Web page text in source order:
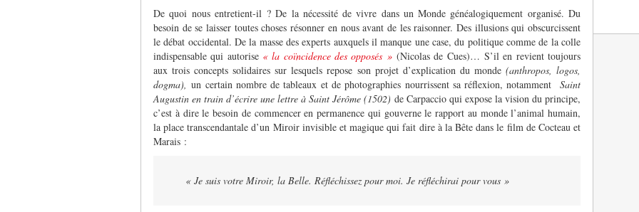
De quoi nous entretient-il ? De la nécessité de vivre dans un Monde généalogiquement organisé. Du
besoin de se laisser toutes choses résonner en nous avant de les raisonner. Des illusions qui obscurcissent
le débat occidental. De la masse des experts auxquels il manque une case, du politique comme de la colle
indispensable qui autorise « la coïncidence des opposés » (Nicolas de Cues)… S’il en revient toujours
aux trois concepts solidaires sur lesquels repose son projet d’explication du monde (anthropos, logos,
dogma),un certain nombre de tableaux et de photographies nourrissent sa réflexion, notammentSaint
Augustin en train d’écrire une lettre à Saint Jérôme (1502) de Carpaccio qui expose la vision du principe,
c’est à dire le besoin de commencer en permanence qui gouverne le rapport au monde l’animal humain,
la place transcendantale d’un Miroir invisible et magique qui fait dire à la Bête dans le film de Cocteau et
Marais :
« Je suis votre Miroir, la Belle. Réfléchissez pour moi. Je réfléchirai pour vous »